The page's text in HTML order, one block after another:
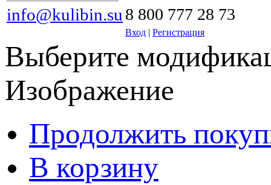
info@kulibin.su 8 800 777 28 73
Вход | Регистрация
Выберите
Изображение
Продолжить
В корзину